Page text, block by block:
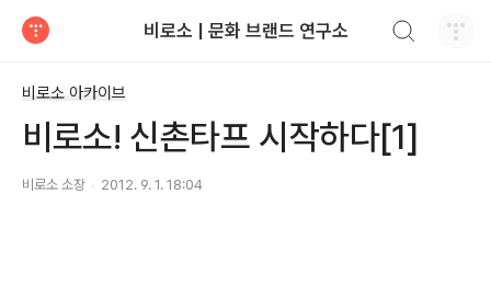
비로소 | 문화 브랜드 연구소
비로소 아카이브
비로소! 신촌타프 시작하다[1]
비로소 소장 2012. 9. 1. 18:04